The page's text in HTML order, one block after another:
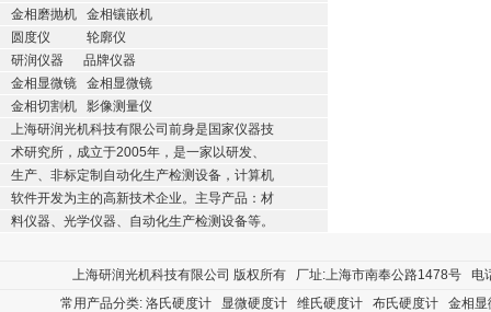
金相磨抛机
金相镶嵌机
圆度仪
轮廓仪
研润仪器
品牌仪器
金相显微镜
金相显微镜
金相切割机
影像测量仪
上海研润光机科技有限公司前身是国家仪器技
术研究所，成立于2005年，是一家以研发、
生产、非标定制自动化生产检测设备，计算机
软件开发为主的高新技术企业。主导产品：材
料仪器、光学仪器、自动化生产检测设备等。
上海研润光机科技有限公司 版权所有 厂址:上海市南奉公路1478号
常用产品分类: 洛氏硬度计 显微硬度计 维氏硬度计 布氏硬度计
金相显